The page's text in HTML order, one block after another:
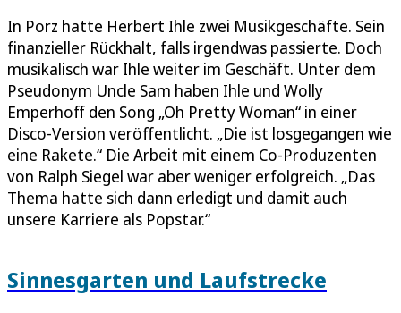
In Porz hatte Herbert Ihle zwei Musikgeschäfte. Sein
finanzieller Rückhalt, falls irgendwas passierte. Doch
musikalisch war Ihle weiter im Geschäft. Unter dem
Pseudonym Uncle Sam haben Ihle und Wolly
Emperhoff den Song „Oh Pretty Woman“ in einer
Disco-Version veröffentlicht. „Die ist losgegangen wie
eine Rakete.“ Die Arbeit mit einem Co-Produzenten
von Ralph Siegel war aber weniger erfolgreich. „Das
Thema hatte sich dann erledigt und damit auch
unsere Karriere als Popstar.“
Sinnesgarten und Laufstrecke